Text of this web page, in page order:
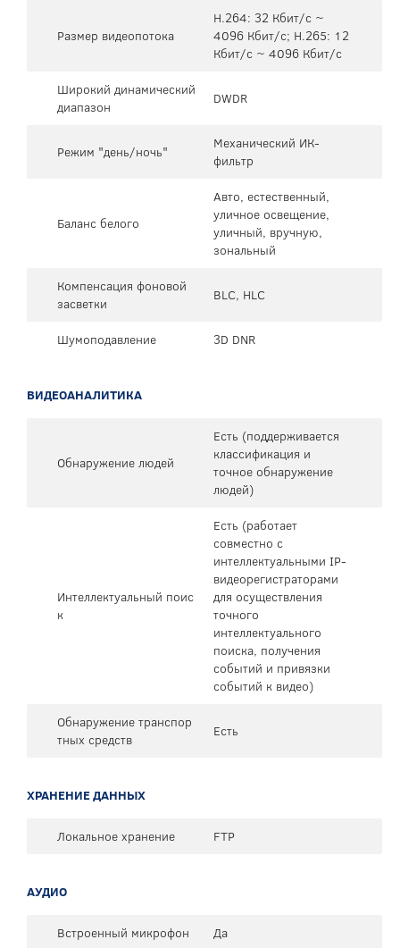
Размер видеопотока
H.264: 32 Кбит/с ~
4096 Кбит/с; H.265: 12
Кбит/с ~ 4096 Кбит/с
Широкий динамический
диапазон
DWDR
Режим "день/ночь"
Механический ИК-
фильтр
Баланс белого
Авто, естественный,
уличное освещение,
уличный, вручную,
зональный
Компенсация фоновой
засветки
BLC, HLC
Шумоподавление 3D DNR
ВИДЕОАНАЛИТИКА
Обнаружение людей
Есть (поддерживается
классификация и
точное обнаружение
людей)
Интеллектуальный поис
к
Есть (работает
совместно с
интеллектуальными IP-
видеорегистраторами
для осуществления
точного
интеллектуального
поиска, получения
событий и привязки
событий к видео)
Обнаружение транспор
тных средств
Есть
ХРАНЕНИЕ ДАННЫХ
Локальное хранение FTP
АУДИО
Встроенный микрофон Да